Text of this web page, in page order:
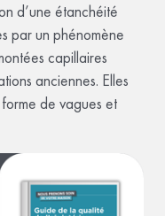
d’une étanchéité
par un phénomène
capillaires
anciennes. Elles
de vagues et